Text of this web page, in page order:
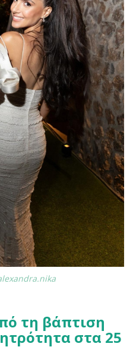
τη βάπτιση
στα 25